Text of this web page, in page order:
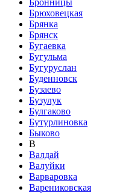
Бронницы
Брюховецкая
Брянка
Брянск
Бугаевка
Бугульма
Бугуруслан
Буденновск
Бузаево
Бузулук
Булгаково
Бутурлиновка
Быково
В
Валдай
Валуйки
Варваровка
Варениковская